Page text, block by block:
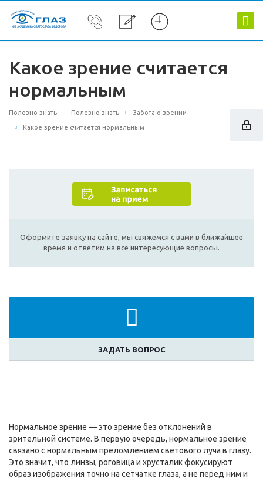
Какое зрение считается
нормальным
Полезно знать Полезно знать Забота о зрении
Какое зрение считается нормальным
Оформите заявку на сайте, мы свяжемся с вами в ближайшее
время и ответим на все интересующие вопросы.
ЗАДАТЬ ВОПРОС
Нормальное зрение — это зрение без отклонений в
зрительной системе. В первую очередь, нормальное зрение
связано с нормальным преломлением светового луча в глазу.
Это значит, что линзы, роговица и хрусталик фокусируют
образ изображения точно на сетчатке глаза, а не перед ним и